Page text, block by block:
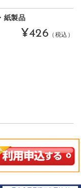
紙製品
¥426 （税込）